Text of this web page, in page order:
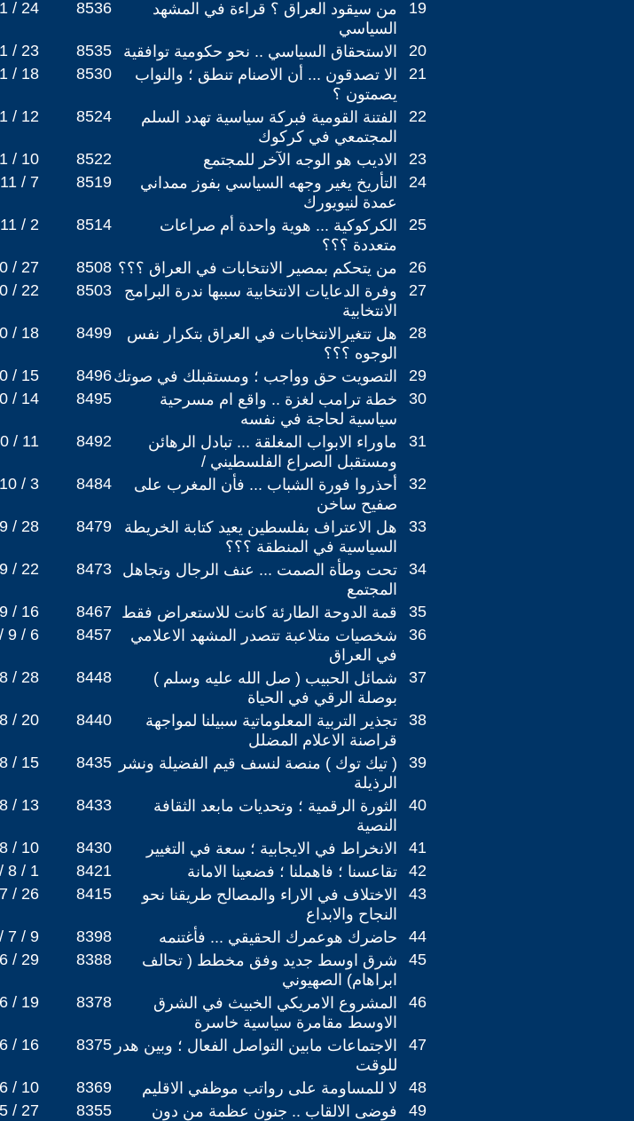
/ 24 8536
من سيقود العراق ؟ قراءة في المشهد
السياسي
19
/ 23 8535 الاستحقاق السياسي .. نحو حكومية توافقية
20
/ 18 8530
الا تصدقون ... أن الاصنام تنطق ؛ والنواب
يصمتون ؟
21
/ 12 8524
الفتنة القومية فبركة سياسية تهدد السلم
المجتمعي في كركوك
22
/ 10 8522 الاديب هو الوجه الآخر للمجتمع
23
/ 7 8519
التأريخ يغير وجهه السياسي بفوز ممداني
عمدة لنيويورك
24
/ 2 8514
الكركوكية ... هوية واحدة أم صراعات
متعددة ؟؟؟
25
/ 27 8508 من يتحكم بمصير الانتخابات في العراق ؟؟؟
26
/ 22 8503
وفرة الدعايات الانتخابية سببها ندرة البرامج
الانتخابية
27
/ 18 8499
هل تتغيرالانتخابات في العراق بتكرار نفس
الوجوه ؟؟؟
28
/ 15 8496التصويت حق وواجب ؛ ومستقبلك في صوتك
29
/ 14 8495
خطة ترامب لغزة .. واقع ام مسرحية
سياسية لحاجة في نفسه
30
/ 11 8492
ماوراء الابواب المغلقة ... تبادل الرهائن
ومستقبل الصراع الفلسطيني /
31
/ 3 8484
أحذروا فورة الشباب ... فأن المغرب على
صفيح ساخن
32
/ 28 8479
هل الاعتراف بفلسطين يعيد كتابة الخريطة
السياسية في المنطقة ؟؟؟
33
/ 22 8473
تحت وطأة الصمت ... عنف الرجال وتجاهل
المجتمع
34
/ 16 8467 قمة الدوحة الطارئة كانت للاستعراض فقط
35
9 / 6 8457
شخصيات متلاعبة تتصدر المشهد الاعلامي
في العراق
36
/ 28 8448
شمائل الحبيب ( صل الله عليه وسلم )
بوصلة الرقي في الحياة
37
/ 20 8440
تجذير التربية المعلوماتية سبيلنا لمواجهة
قراصنة الاعلام المضلل
38
/ 15 8435
( تيك توك ) منصة لنسف قيم الفضيلة ونشر
الرذيلة
39
/ 13 8433
الثورة الرقمية ؛ وتحديات مابعد الثقافة
النصية
40
/ 10 8430 الانخراط في الايجابية ؛ سعة في التغيير
41
8 / 1 8421 تقاعسنا ؛ فاهملنا ؛ فضعينا الامانة
42
/ 26 8415
الاختلاف في الاراء والمصالح طريقنا نحو
النجاح والابداع
43
7 / 9 8398 حاضرك هوعمرك الحقيقي ... فأغتنمه
44
/ 29 8388
شرق اوسط جديد وفق مخطط ( تحالف
ابراهام) الصهيوني
45
/ 19 8378
المشروع الامريكي الخبيث في الشرق
الاوسط مقامرة سياسية خاسرة
46
/ 16 8375 الاجتماعات مابين التواصل الفعال ؛ وبين هدر
للوقت
47
/ 10 8369 لا للمساومة على رواتب موظفي الاقليم
48
/ 27 8355
فوضى الالقاب .. جنون عظمة من دون
49